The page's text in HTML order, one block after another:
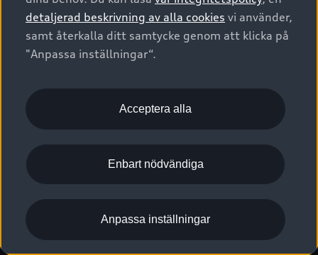
Provkörning
Digitala manualer för din Audi
Audi Collection – livsstilsartiklar
Vanliga frågor
2G/3G nätet stängs ned - Hur påverkas min bil av detta?
myAudi
Pressmeddelanden
Nyhetsbrev
Vårt hållbarhetsarbete
Lediga tjänster huvudkontor
Lediga tjänster hos Audi Återförsäljare
Kommentar till mediauppgifter om dataläcka
© 2026 AUDI SVERIGE. All Rights Reserved.
Utgivare Juridiskt
Juridiskt Audi AG
Juridiskt Audi Digital Giveaway
Anpassa inställningar för cookies
Visselblåsarkanaler
detaljerad beskrivning av alla cookies vi använder,
samt återkalla ditt samtycke genom att klicka på
"Anpassa inställningar“.
Acceptera alla
Enbart nödvändiga
Anpassa inställningar